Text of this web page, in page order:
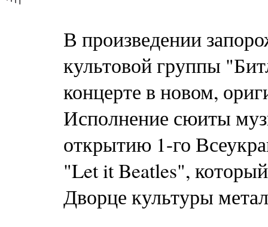
В произведении
культовой группы
концерте в новом,
Исполнение сюиты
открытию 1-го
"Let it Beatles",
Дворце культуры